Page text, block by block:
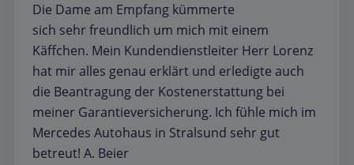
Die Dame am Empfang kümmerte
sich sehr freundlich um mich mit einem
Käffchen. Mein Kundendienstleiter Herr Lorenz
hat mir alles genau erklärt und erledigte auch
die Beantragung der Kostenerstattung bei
meiner Garantieversicherung. Ich fühle mich im
Mercedes Autohaus in Stralsund sehr gut
betreut! A. Beier